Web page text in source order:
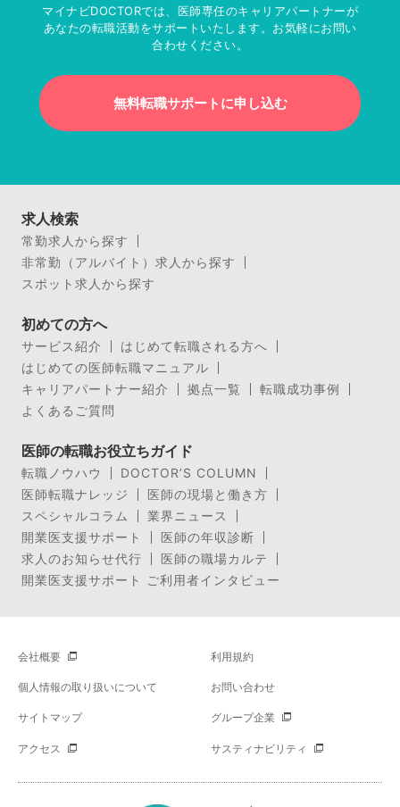
マイナビDOCTORでは、医師専任のキャリアパートナーが
あなたの転職活動をサポートいたします。お気軽にお問い
合わせください。
無料転職サポートに申し込む
求人検索
常勤求人から探す
非常勤（アルバイト）求人から探す
スポット求人から探す
初めての方へ
サービス紹介
はじめて転職される方へ
はじめての医師転職マニュアル
キャリアパートナー紹介
拠点一覧
転職成功事例
よくあるご質問
医師の転職お役立ちガイド
転職ノウハウ
DOCTOR’S COLUMN
医師転職ナレッジ
医師の現場と働き方
スペシャルコラム
業界ニュース
開業医支援サポート
医師の年収診断
求人のお知らせ代行
医師の職場カルテ
開業医支援サポート ご利用者インタビュー
会社概要 利用規約
個人情報の取り扱いについて お問い合わせ
サイトマップ グループ企業
アクセス サスティナビリティ